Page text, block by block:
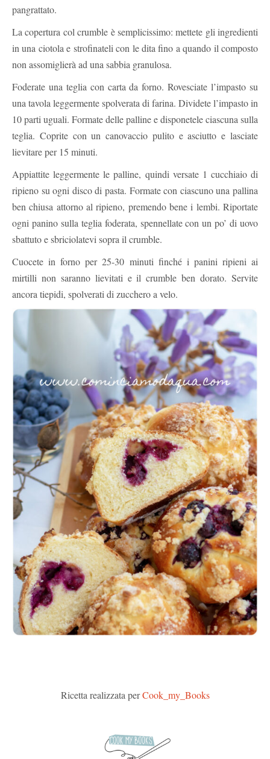
pangrattato.
La copertura col crumble è semplicissimo: mettete gli ingredienti
in una ciotola e strofinateli con le dita fino a quando il composto
non assomiglierà ad una sabbia granulosa.
Foderate una teglia con carta da forno. Rovesciate l’impasto su
una tavola leggermente spolverata di farina. Dividete l’impasto in
10 parti uguali. Formate delle palline e disponetele ciascuna sulla
teglia. Coprite con un canovaccio pulito e asciutto e lasciate
lievitare per 15 minuti.
Appiattite leggermente le palline, quindi versate 1 cucchiaio di
ripieno su ogni disco di pasta. Formate con ciascuno una pallina
ben chiusa attorno al ripieno, premendo bene i lembi. Riportate
ogni panino sulla teglia foderata, spennellate con un po’ di uovo
sbattuto e sbriciolatevi sopra il crumble.
Cuocete in forno per 25-30 minuti finché i panini ripieni ai
mirtilli non saranno lievitati e il crumble ben dorato. Servite
ancora tiepidi, spolverati di zucchero a velo.
Ricetta realizzata perCook_my_Books